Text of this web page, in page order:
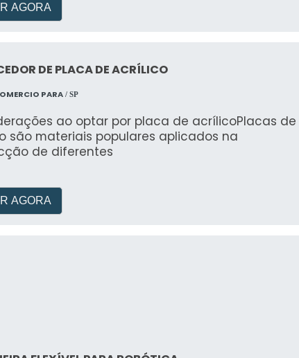
AGORA
DE PLACA DE ACRÍLICO
PARA / SP
ao optar por placa de acrílicoPlacas de
são materiais populares aplicados na
de diferentes
AGORA